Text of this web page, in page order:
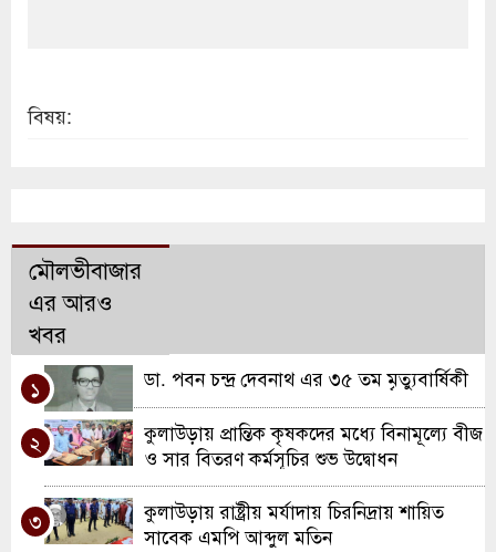
বিষয়:
মৌলভীবাজার
এর আরও
খবর
১ ডা. পবন চন্দ্র দেবনাথ এর ৩৫ তম মৃত্যুবার্ষিকী
২
কুলাউড়ায় প্রান্তিক কৃষকদের মধ্যে বিনামূল্যে বীজ
ও সার বিতরণ কর্মসূচির শুভ উদ্বোধন
৩
কুলাউড়ায় রাষ্ট্রীয় মর্যাদায় চিরনিদ্রায় শায়িত
সাবেক এমপি আব্দুল মতিন